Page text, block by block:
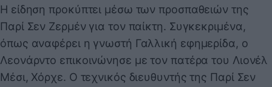
Η είδηση προκύπτει μέσω των προσπαθειών της
Παρί Σεν Ζερμέν για τον παίκτη. Συγκεκριμένα,
όπως αναφέρει η γνωστή Γαλλική εφημερίδα, ο
Λεονάρντο επικοινώνησε με τον πατέρα του Λιονέλ
Μέσι, Χόρχε. Ο τεχνικός διευθυντής της Παρί Σεν